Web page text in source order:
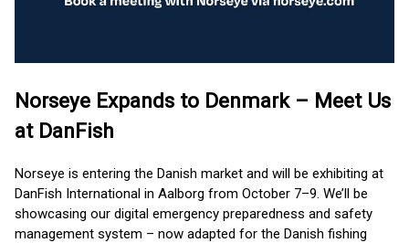
Norseye Expands to Denmark – Meet Us
at DanFish
Norseye is entering the Danish market and will be exhibiting at
DanFish International in Aalborg from October 7–9. We’ll be
showcasing our digital emergency preparedness and safety
management system – now adapted for the Danish fishing